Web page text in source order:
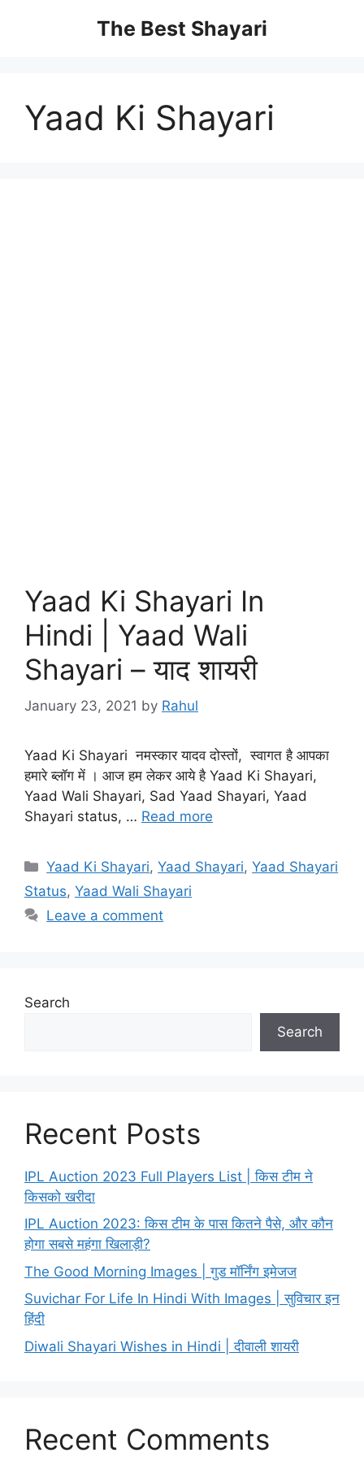
The Best Shayari
Yaad Ki Shayari
Yaad Ki Shayari In
Hindi | Yaad Wali
Shayari – याद शायरी
January 23, 2021 by Rahul
Yaad Ki Shayari नमस्कार यादव दोस्तों, स्वागत है आपका
हमारे ब्लॉग में । आज हम लेकर आये है Yaad Ki Shayari,
Yaad Wali Shayari, Sad Yaad Shayari, Yaad
Shayari status, … Read more
Categories
Yaad Ki Shayari,Yaad Shayari,Yaad Shayari
Status, Yaad Wali Shayari
Leave a comment
Search
Search
Recent Posts
IPL Auction 2023 Full Players List | किस टीम ने
किसको खरीदा
IPL Auction 2023: किस टीम के पास कितने पैसे, और कौन
होगा सबसे महंगा खिलाड़ी?
The Good Morning Images | गुड मॉर्निंग इमेजज
Suvichar For Life In Hindi With Images | सुविचार इन
हिंदी
Diwali Shayari Wishes in Hindi | दीवाली शायरी
Recent Comments